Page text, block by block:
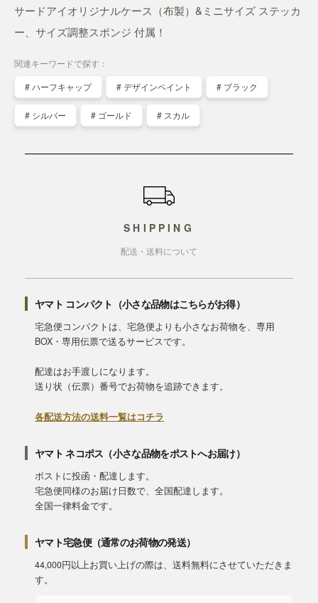
サードアイオリジナルケース（布製）&ミニサイズ ステッカ
ー、サイズ調整スポンジ 付属！
関連キーワードで探す：
# ハーフキャップ
# デザインペイント # ブラック
# シルバー # ゴールド # スカル
SHIPPING
配送・送料について
ヤマト コンパクト（小さな品物はこちらがお得）
宅急便コンパクトは、宅急便よりも小さなお荷物を、専用
BOX・専用伝票で送るサービスです。
配達はお手渡しになります。
送り状（伝票）番号でお荷物を追跡できます。
各配送方法の送料一覧はコチラ
ヤマト ネコポス（小さな品物をポストへお届け）
ポストに投函・配達します。
宅急便同様のお届け日数で、全国配達します。
全国一律料金です。
ヤマト宅急便（通常のお荷物の発送）
44,000円以上お買い上げの際は、送料無料にさせていただきま
す。